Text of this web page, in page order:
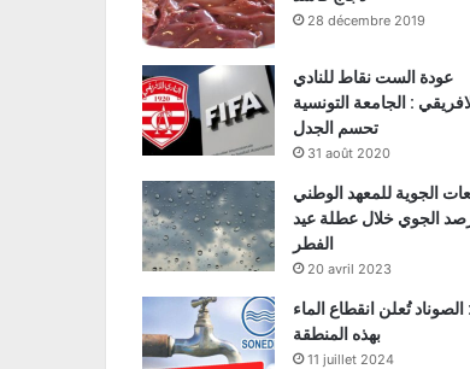
28 décembre 2019
عودة الست نقاط للنادي
: الجامعة التونسية
تحسم الجدل
31 août 2020
الجوية للمعهد الوطني
الجوي خلال عطلة عيد
الفطر
20 avril 2023
تُعلن انقطاع الماء
بهذه المنطقة
11 juillet 2024